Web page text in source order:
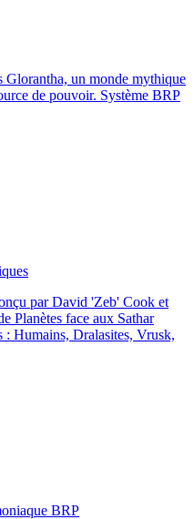
Glorantha, un monde mythique
de pouvoir. Système BRP
par David 'Zeb' Cook et
Planètes face aux Sathar
: Humains, Dralasites, Vrusk,
BRP